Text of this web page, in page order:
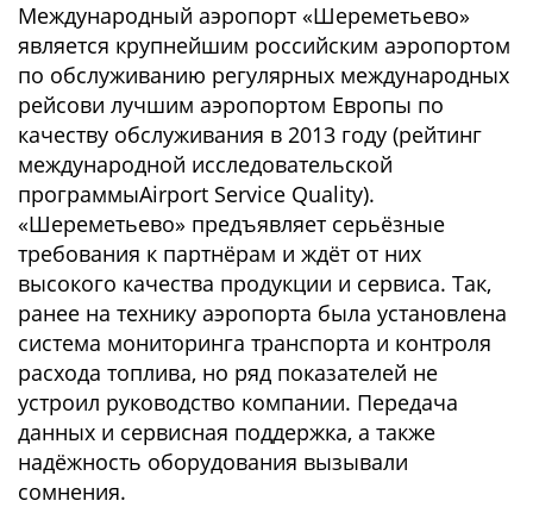
Международный аэропорт «Шереметьево»
является крупнейшим российским аэропортом
по обслуживанию регулярных международных
рейсови лучшим аэропортом Европы по
качеству обслуживания в 2013 году (рейтинг
международной исследовательской
программыAirport Service Quality).
«Шереметьево» предъявляет серьёзные
требования к партнёрам и ждёт от них
высокого качества продукции и сервиса. Так,
ранее на технику аэропорта была установлена
система мониторинга транспорта и контроля
расхода топлива, но ряд показателей не
устроил руководство компании. Передача
данных и сервисная поддержка, а также
надёжность оборудования вызывали
сомнения.